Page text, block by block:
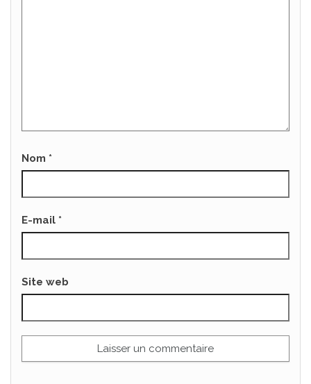
Nom *
E-mail *
Site web